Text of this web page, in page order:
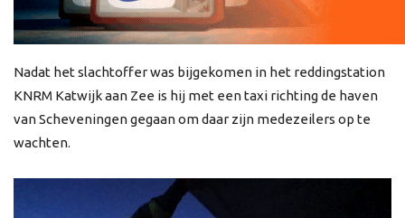
Nadat het slachtoffer was bijgekomen in het reddingstation
KNRM Katwijk aan Zee is hij met een taxi richting de haven
van Scheveningen gegaan om daar zijn medezeilers op te
wachten.